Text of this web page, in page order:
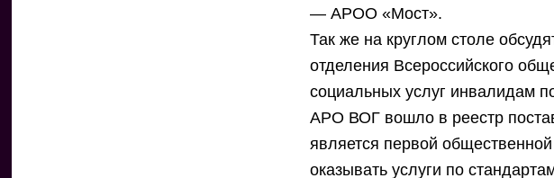
— АРОО «Мост».
Так же на круглом столе
отделения Всероссийского
социальных услуг инвалидам
АРО ВОГ вошло в реестр
является первой
оказывать услуги по